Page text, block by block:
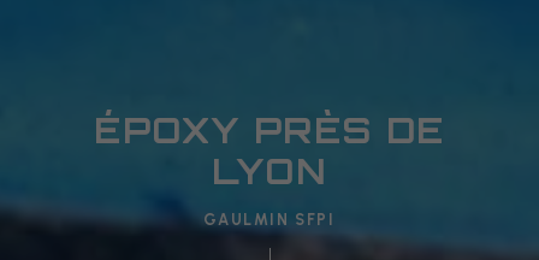
ÉPOXY PRÈS DE
LYON
GAULMIN SFPI